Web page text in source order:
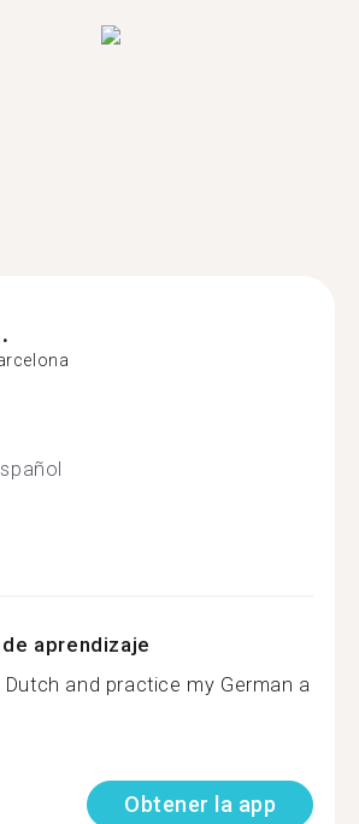
aprendizaje
Dutch and practice my German a
Obtener la app